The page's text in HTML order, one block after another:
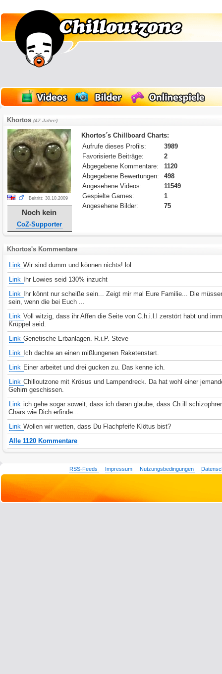
Khortos(47 Jahre)
Beitritt: 30.10.2009
Noch kein
CoZ-Supporter
Khortos´s Chillboard Charts:
Aufrufe dieses Profils:
3989
Favorisierte Beiträge:
2
Abgegebene Kommentare:
1120
Abgegebene Bewertungen:
498
Angesehene Videos:
11549
Gespielte Games:
1
Angesehene Bilder:
75
Khortos's Kommentare
Link Wir sind dumm und können nichts! lol
Link
Ihr Lowies seid 130% inzucht
Link
Ihr könnt nur scheiße sein... Zeigt mir mal Eure Familie... Die
sein, wenn die bei Euch ...
Link Voll witzig, dass ihr Affen die Seite von C.h.i.l.l zerstört habt und
Krüppel seid.
Link Genetische Erbanlagen. R.i.P. Steve
Link Ich dachte an einen mißlungenen Raketenstart.
Link Einer arbeitet und drei gucken zu. Das kenne ich.
Link Chilloutzone mit Krösus und Lampendreck. Da hat wohl einer
Gehirn geschissen.
Link ich gehe sogar soweit, dass ich daran glaube, dass Ch.ill
Chars wie Dich erfinde...
Link Wollen wir wetten, dass Du Flachpfeife Klötus bist?
Alle 1120 Kommentare
RSS-Feeds Impressum Nutzungsbedingungen